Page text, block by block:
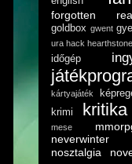
forgotten
goldbox gwent
ura hack hearthstone
időgép
kártyajáték
krimi kritika
mese
neverwinter
nosztalgia